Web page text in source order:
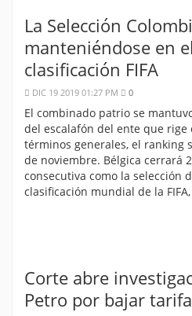
La Selección
manteniéndose en
clasificación FIFA
DIC 19 2019 01:27 PM 0
El combinado patrio se
del escalafón del ente que
términos generales, el ranking
de noviembre. Bélgica cerrará
consecutiva como la selección
clasificación mundial de la
Corte abre
Petro por bajar